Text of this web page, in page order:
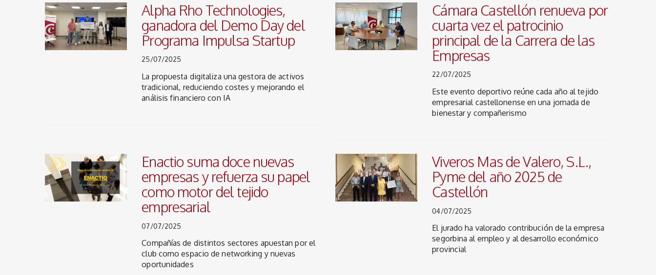
Alpha Rho Technologies,
ganadora del Demo Day del
Programa Impulsa Startup
25/07/2025
La propuesta digitaliza una gestora de activos
tradicional, reduciendo costes y mejorando el
análisis financiero con IA
Cámara Castellón renueva por
cuarta vez el patrocinio
principal de la Carrera de las
Empresas
22/07/2025
Este evento deportivo reúne cada año al tejido
empresarial castellonense en una jornada de
bienestar y compañerismo
Enactio suma doce nuevas
empresas y refuerza su papel
como motor del tejido
empresarial
07/07/2025
Compañías de distintos sectores apuestan por el
club como espacio de networking y nuevas
oportunidades
Viveros Mas de Valero, S.L.,
Pyme del año 2025 de
Castellón
04/07/2025
El jurado ha valorado contribución de la empresa
segorbina al empleo y al desarrollo económico
provincial